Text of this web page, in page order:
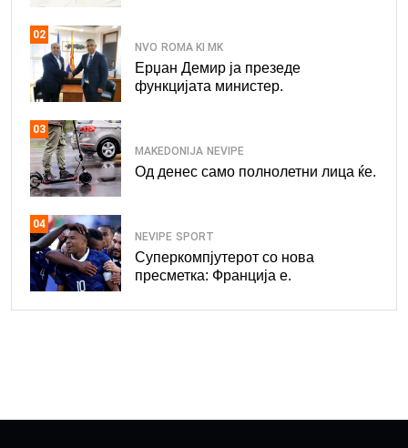
02
NVO ROMA KI MK
Ерџан Демир ја презеде
функцијата министер.
03
MAKEDONIJA NEVIPE
Од денес само полнолетни лица ќе.
04
NEVIPE SPORT
Суперкомпјутерот со нова
пресметка: Франција е.